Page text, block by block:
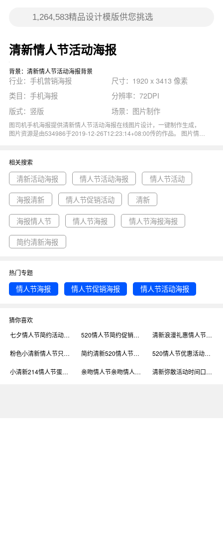
清新情人节活动海报
背景：清新情人节活动海报背景
行业：手机营销海报
尺寸：1920 x 3413 像素
类目：手机海报
分辨率：72DPI
版式：竖版
场景：图片制作
图司机手机海报提供清新情人节活动海报在线图片设计，一键制作生成，
图片资源是由534986于2019-12-26T12:23:14+08:00传的作品。 图片情人
主题。 主要用于手机营销海报行业，为您推荐与清新情人节活动海报相关
的专题清新活动海报, 情人节活动海报, 情人节活动等优质图片模板资源。
相关搜索
清新活动海报 情人节活动海报 情人节活动
海报清新 情人节促销活动 清新
海报情人节 情人节海报 情人节海报海报
简约清新海报
热门专题
情人节海报 情人节促销海报 情人节活动海报
猜你喜欢
七夕情人节简约活动促销海报粉色玫瑰小清新
520情人节简约促销宣传活动海报粉色清新 清新浪漫礼惠情人节DAY情人节直播活动借势海报
粉色小清新情人节只想说活动海报 简约清新520情人节活动海报素材 520情人节优惠活动粉色浪漫清新手机海报
小清新214情人节蛋糕甜点促销活动海报 亲吻情人节亲吻情人节活动内容清新简约浪漫手机海报 清新弥散活动时间口腔正畸情人节医疗节日促销海报